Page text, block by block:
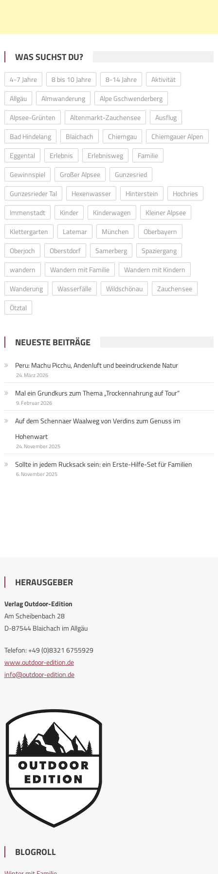
WAS SUCHST DU?
4-7 Jahre 8 bis 10 Jahre 8-14 Jahre
Aktivität
Allgäu
Almwanderung
Alpe Gschwenderberg
Alpsee-Grünten
Altenmarkt-Zauchensee
Ausflug
Bad Hindelang
Blaichach Chiemgau
Chiemgauer Alpen
Eggental
Erlebnis Erlebnisweg
Familie
Gewinnspiel
Großer Alpsee
Gunzesried
Gunzesrieder Tal
Hexenwasser Hinterstein
Hochries
Immenstadt
Kinder Kinderwagen
Kleiner Alpsee
Klettergarten
Latemar München
Oberbayern
Oberjoch
Oberstdorf Samerberg
Spaziergang
wandern
Wandern mit Familie
Wandern mit Kindern
Wanderung
Wasserfälle Wildschönau
Zauchensee
Ötztal
NEUESTE BEITRÄGE
Peru: Machu Picchu, Andenluft und beeindruckende Natur
24. März 2026
Mal ein Grundkurs zum Thema „Trockennahrung auf Tour“
9. Februar 2026
Auf dem Schennaer Waalweg von Verdins zum Genuss im
Hohenwart
24. November 2025
Sollte in jedem Rucksack sein: ein Erste-Hilfe-Set für Familien
6. November 2025
HERAUSGEBER
Verlag Outdoor-Edition
Am Scheibenbach 28
D-87544 Blaichach im Allgäu
Telefon: +49 (0)8321 6755929
www.outdoor-edition.de
info@outdoor-edition.de
BLOGROLL